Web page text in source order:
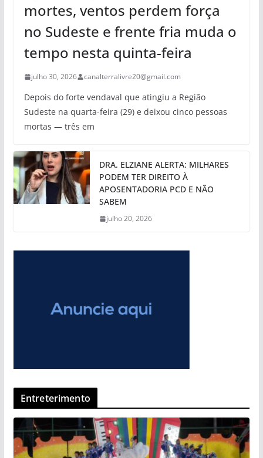
mortes, ventos perdem força
no Sudeste e frente fria muda o
tempo nesta quinta-feira
julho 30, 2026 canalterralivre20@gmail.com
Depois do forte vendaval que atingiu a Região
Sudeste na quarta-feira (29) e deixou cinco pessoas
mortas — três em
DRA. ELZIANE ALERTA: MILHARES
PODEM TER DIREITO À
APOSENTADORIA PCD E NÃO
SABEM
julho 20, 2026
Entreterimento